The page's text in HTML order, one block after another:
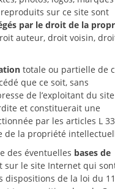
sur ce site sont
par le droit de la
auteur, droit voisin,
totale ou partielle de
que ce soit, sans
de l’exploitant du site
et constituerait une
par les articles L
de la propriété
des éventuelles bases de
sur le site Internet qui
dispositions de la loi du 11